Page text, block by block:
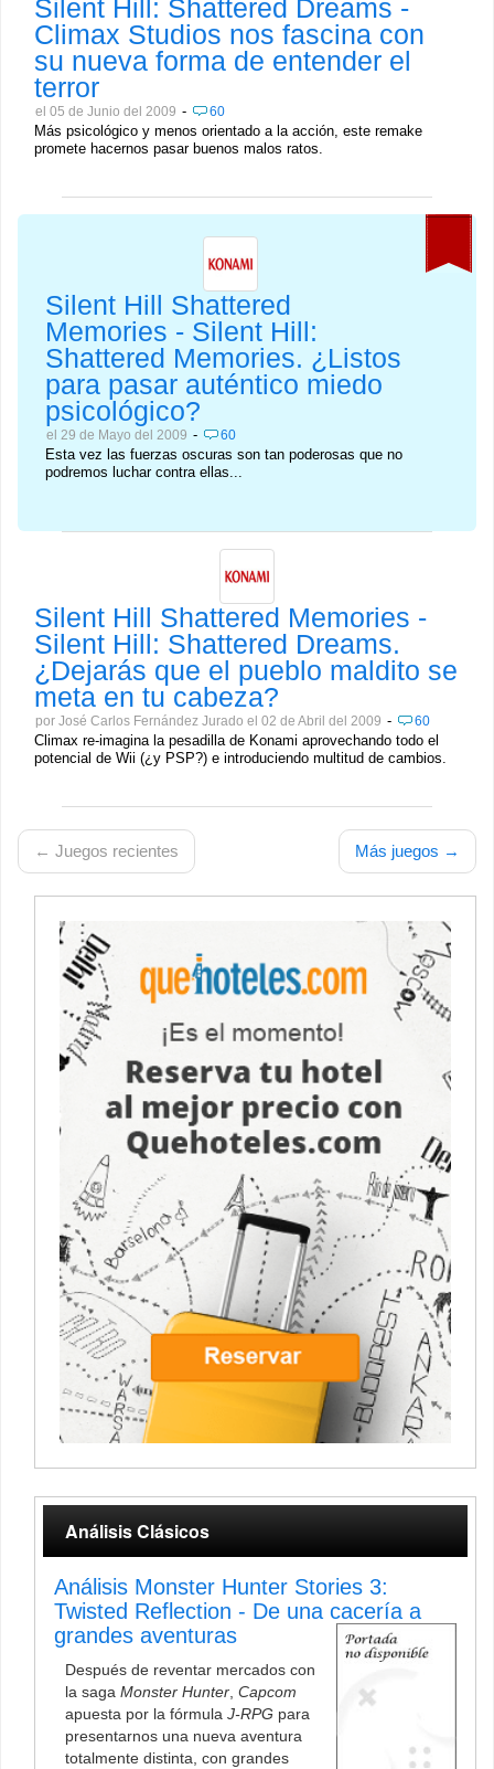
Silent Hill: Shattered Dreams -
Climax Studios nos fascina con
su nueva forma de entender el
terror
el 05 de Junio del 2009 - 60
Más psicológico y menos orientado a la acción, este remake
promete hacernos pasar buenos malos ratos.
Silent Hill Shattered
Memories - Silent Hill:
Shattered Memories. ¿Listos
para pasar auténtico miedo
psicológico?
el 29 de Mayo del 2009 - 60
Esta vez las fuerzas oscuras son tan poderosas que no
podremos luchar contra ellas...
Silent Hill Shattered Memories -
Silent Hill: Shattered Dreams.
¿Dejarás que el pueblo maldito se
meta en tu cabeza?
por José Carlos Fernández Jurado el 02 de Abril del 2009 - 60
Climax re-imagina la pesadilla de Konami aprovechando todo el
potencial de Wii (¿y PSP?) e introduciendo multitud de cambios.
← Juegos recientes Más juegos →
Análisis Clásicos
Análisis Monster Hunter Stories 3:
Twisted Reflection - De una cacería a
grandes aventuras
Después de reventar mercados con
la saga Monster Hunter, Capcom
apuesta por la fórmula J-RPG para
presentarnos una nueva aventura
totalmente distinta, con grandes